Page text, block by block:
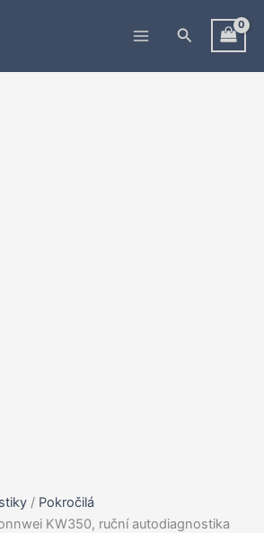
Hledat
/ Pokročilá
KW350, ruční autodiagnostika